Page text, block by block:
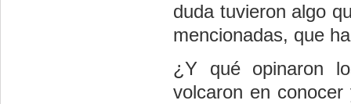
duda tuvieron algo
mencionadas, que
¿Y qué opinaron
volcaron en